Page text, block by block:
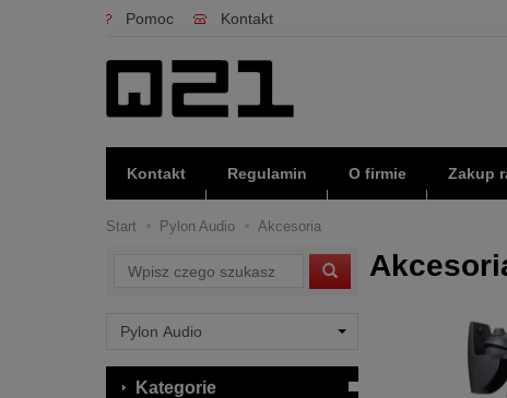
Pomoc Kontakt
Kontakt Regulamin O firmie Zakup
Start Pylon Audio Akcesoria
Wyszukaj
Kategorie